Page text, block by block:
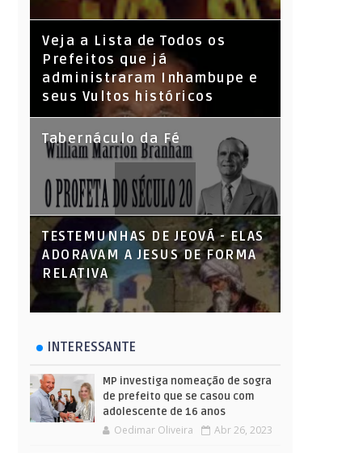
Veja a Lista de Todos os
Prefeitos que já
administraram Inhambupe e
seus Vultos históricos
Tabernáculo da Fé
TESTEMUNHAS DE JEOVÁ - ELAS
ADORAVAM A JESUS DE FORMA
RELATIVA
INTERESSANTE
MP investiga nomeação de sogra
de prefeito que se casou com
adolescente de 16 anos
Oedimar Oliveira Abr 26, 2023